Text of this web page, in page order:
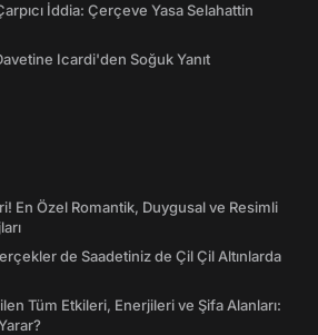
İddia: Çerçeve Yasa Selahattin
Icardi'den Soğuk Yanıt
En Özel Romantik, Duygusal ve Resimli
de Saadetiniz de Çil Çil Altınlarda
Tüm Etkileri, Enerjileri ve Şifa Alanları: